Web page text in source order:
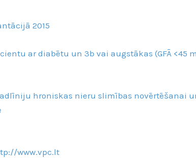
2015
ar diabētu un 3b vai augstākas (GFĀ
hroniskas nieru slimības novērtēšanai
www.vpc.lt